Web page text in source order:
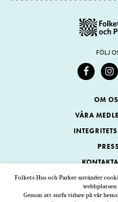
Folkets Hus och Parker använder
Genom att surfa vidare på vår
FÖLJ
OM
VÅRA
Folkets Hus